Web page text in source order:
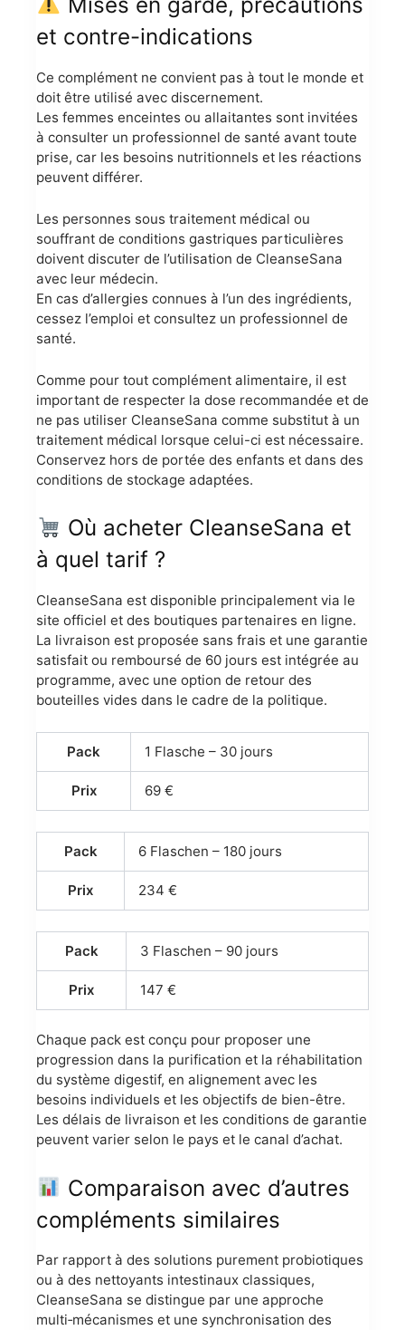
et contre-indications
Ce complément ne convient pas à tout le monde et
doit être utilisé avec discernement.
Les femmes enceintes ou allaitantes sont invitées
à consulter un professionnel de santé avant toute
prise, car les besoins nutritionnels et les réactions
peuvent différer.
Les personnes sous traitement médical ou
souffrant de conditions gastriques particulières
doivent discuter de l’utilisation de CleanseSana
avec leur médecin.
En cas d’allergies connues à l’un des ingrédients,
cessez l’emploi et consultez un professionnel de
santé.
Comme pour tout complément alimentaire, il est
important de respecter la dose recommandée et de
ne pas utiliser CleanseSana comme substitut à un
traitement médical lorsque celui-ci est nécessaire.
Conservez hors de portée des enfants et dans des
conditions de stockage adaptées.
Où acheter CleanseSana et
à quel tarif ?
CleanseSana est disponible principalement via le
site officiel et des boutiques partenaires en ligne.
La livraison est proposée sans frais et une garantie
satisfait ou remboursé de 60 jours est intégrée au
programme, avec une option de retour des
bouteilles vides dans le cadre de la politique.
Pack 1 Flasche – 30 jours
Prix 69 €
Pack 6 Flaschen – 180 jours
Prix 234 €
Pack 3 Flaschen – 90 jours
Prix 147 €
Chaque pack est conçu pour proposer une
progression dans la purification et la réhabilitation
du système digestif, en alignement avec les
besoins individuels et les objectifs de bien-être.
Les délais de livraison et les conditions de garantie
peuvent varier selon le pays et le canal d’achat.
Comparaison avec d’autres
compléments similaires
Par rapport à des solutions purement probiotiques
ou à des nettoyants intestinaux classiques,
CleanseSana se distingue par une approche
multi‑mécanismes et une synchronisation des